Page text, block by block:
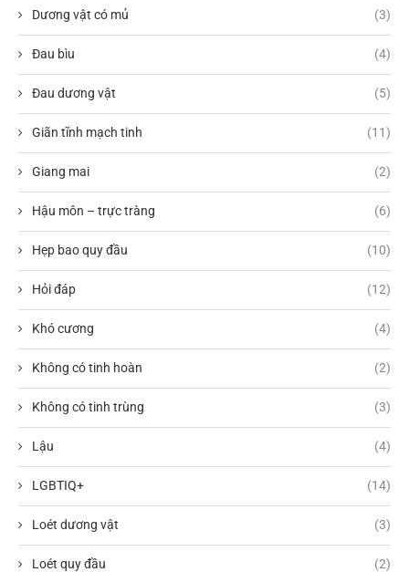
Dương vật có mủ (3)
Đau bìu (4)
Đau dương vật (5)
Giãn tĩnh mạch tinh (11)
Giang mai (2)
Hậu môn – trực tràng (6)
Hẹp bao quy đầu (10)
Hỏi đáp (12)
Khó cương (4)
Không có tinh hoàn (2)
Không có tinh trùng (3)
Lậu (4)
LGBTIQ+ (14)
Loét dương vật (3)
Loét quy đầu (2)